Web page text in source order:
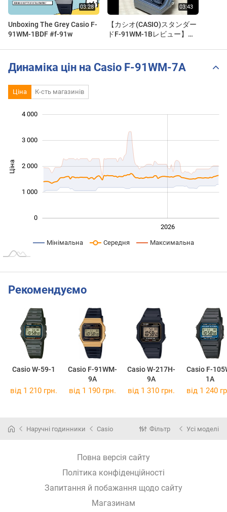
Unboxing The Grey Casio F-
91WM-1BDF #f-91w
【カシオ(CASIO)スタンダー
ドF-91WM-1Bレビュー】お
Динаміка цін на Casio F-91WM-7A
Ціна К-сть магазинів
Ціна 1 000
0
1 000
2 000
3 000
4 000
2026
Мінімальна Середня Максимальна
Рекомендуємо
Casio W-59-1
Casio F-91WM-
9A
Casio W-217H-
9A
Casio F-
1A
від 1 210 грн. від 1 190 грн. від 1 310 грн. від 1 240
Наручні годинники Casio Фільтр Усі моделі
Повна версія сайту
Політика конфіденційності
Запитання й побажання щодо сайту
Магазинам